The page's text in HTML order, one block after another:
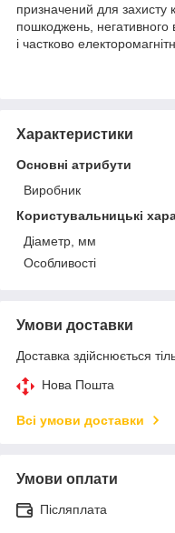
призначений для захисту
пошкоджень,
і частково
Характеристики
Основні атрибути
Виробник
Користувальницькі
Діаметр, мм
Особливості
Умови доставки
Доставка здійснюється
Нова Пошта
Всі умови доставки
Умови оплати
Післяплата